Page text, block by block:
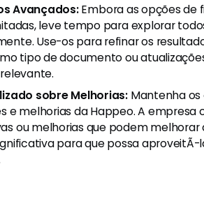
Avançados:Embora as opções de
leve tempo para explorar
Use-os para refinar os
tipo de documento ou
sobre Melhorias: Mantenha
e melhorias da Happeo. A empresa
ou melhorias que podem
para que possa aproveitÃ-